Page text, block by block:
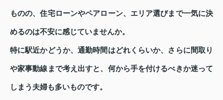
ものの、住宅ローンやペアローン、エリア選びまで一気に決
めるのは不安に感じていませんか。
特に駅近かどうか、通勤時間はどれくらいか、さらに間取り
や家事動線まで考え出すと、何から手を付けるべきか迷って
しまう夫婦も多いものです。